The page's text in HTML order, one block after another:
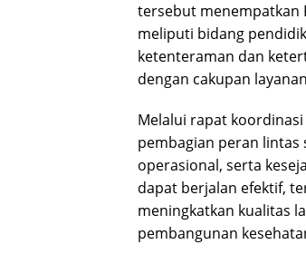
tersebut menempatkan
meliputi bidang
ketenteraman dan
dengan cakupan
Melalui rapat
pembagian peran lintas
operasional, serta
dapat berjalan efektif,
meningkatkan kualitas
pembangunan